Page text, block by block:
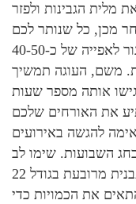
מלית הגבינות ולפזר
מכן, כל שנותר לכם
לעשות הוא להכניס את העוגה לתנור לאפייה של כ-40-50
משם, העוגה תמשיך
אותה מספר שעות
את האורחים שלכם
להגשה באירועים
השבועות. שימו לב
שהמתכון מתאים לתבנית מרובעת בגודל 22X22 או 25X20.
את הכמויות כדי